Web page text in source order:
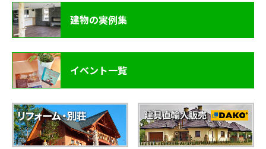
建物の実例集
イベント一覧